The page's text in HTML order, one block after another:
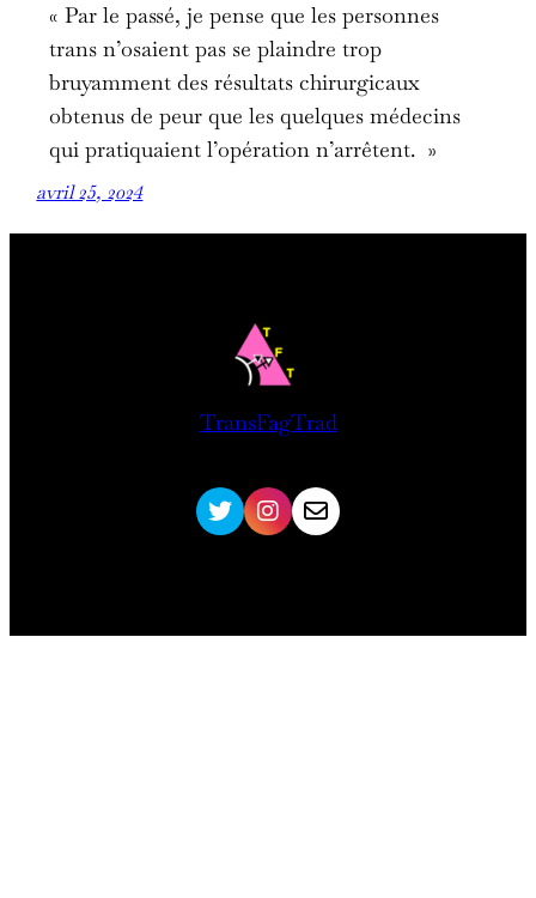
« Par le passé, je pense que les personnes
trans n’osaient pas se plaindre trop
bruyamment des résultats chirurgicaux
obtenus de peur que les quelques médecins
qui pratiquaient l’opération n’arrêtent. »
avril 25, 2024
TransFagTrad